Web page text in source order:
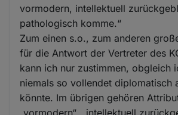
vormodern, intellektuell
pathologisch komme.“
Zum einen s.o., zum anderen
für die Antwort der Vertreter des
kann ich nur zustimmen, obgleich
niemals so vollendet diplomatisch
könnte. Im übrigen gehören
„vormodern“, „intellektuell